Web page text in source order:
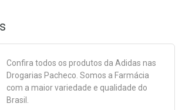
Confira todos os produtos da Adidas nas
Drogarias Pacheco. Somos a Farmácia
com a maior variedade e qualidade do
Brasil.